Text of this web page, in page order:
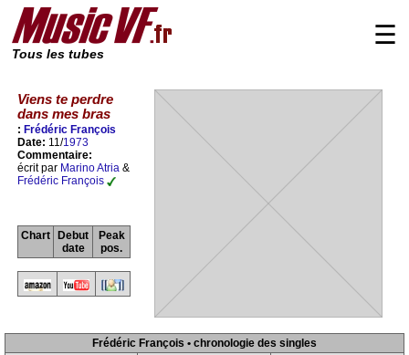
Tous les tubes
☰
Viens te perdre
dans mes bras
: Frédéric François
Date: 11/1973
Commentaire:
écrit par Marino Atria &
Frédéric François
Chart
Debut
date
Peak
pos.
Frédéric François • chronologie des singles